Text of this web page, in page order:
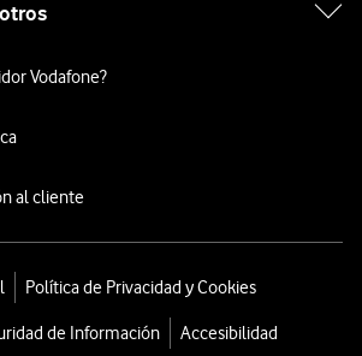
Vodafone?
al cliente
Política de Privacidad y Cookies
de Información Accesibilidad